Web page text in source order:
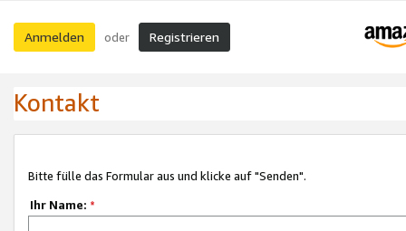
Anmelden oder Registrieren
Kontakt
Bitte fülle das Formular aus und klicke auf "Senden".
Ihr Name: *